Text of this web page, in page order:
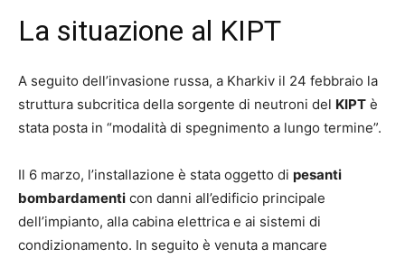
La situazione al KIPT
A seguito dell’invasione russa, a Kharkiv il 24 febbraio la
struttura subcritica della sorgente di neutroni del KIPT è
stata posta in “modalità di spegnimento a lungo termine”.
Il 6 marzo, l’installazione è stata oggetto di pesanti
bombardamenti con danni all’edificio principale
dell’impianto, alla cabina elettrica e ai sistemi di
condizionamento. In seguito è venuta a mancare